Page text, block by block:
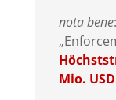
nota bene
Mio. USD